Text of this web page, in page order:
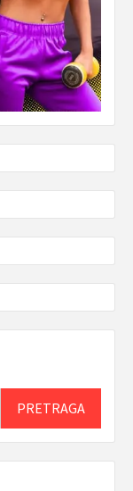
PRETRAGA